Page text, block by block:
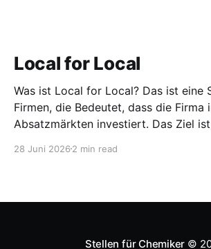
Local for Local
Was ist Local for Local? Das ist eine Strategie für
Firmen, die Bedeutet, dass die Firma
Absatzmärkten investiert. Das Ziel
entwickeln. Diese Strategie ist von
28 Juni 2026 2 min read
Stellen für Chemiker ©